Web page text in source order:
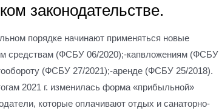
законодательстве.
порядке начинают применяться новые
средствам (ФСБУ 06/2020);-капвложениям (ФСБУ
(ФСБУ 27/2021);-аренде (ФСБУ 25/2018).
2021 г. изменилась форма «прибыльной»
которые оплачивают отдых и санаторно-